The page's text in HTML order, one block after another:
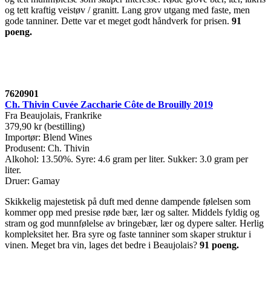
og tett kraftig veistøv / granitt. Lang grov utgang med faste, men
gode tanniner. Dette var et meget godt håndverk for prisen. 91
poeng.
7620901
Ch. Thivin Cuvée Zaccharie Côte de Brouilly 2019
Fra Beaujolais, Frankrike
379,90 kr (bestilling)
Importør: Blend Wines
Produsent: Ch. Thivin
Alkohol: 13.50%. Syre: 4.6 gram per liter. Sukker: 3.0 gram per
liter.
Druer: Gamay
Skikkelig majestetisk på duft med denne dampende følelsen som
kommer opp med presise røde bær, lær og salter. Middels fyldig og
stram og god munnfølelse av bringebær, lær og dypere salter. Herlig
kompleksitet her. Bra syre og faste tanniner som skaper struktur i
vinen. Meget bra vin, lages det bedre i Beaujolais? 91 poeng.